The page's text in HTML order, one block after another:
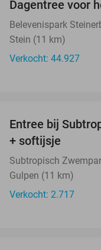
Dagentree voor
Belevenispark
Stein (11 km)
Verkocht: 44.927
Entree bij
+ softijsje
Subtropisch
Gulpen (11 km)
Verkocht: 2.717